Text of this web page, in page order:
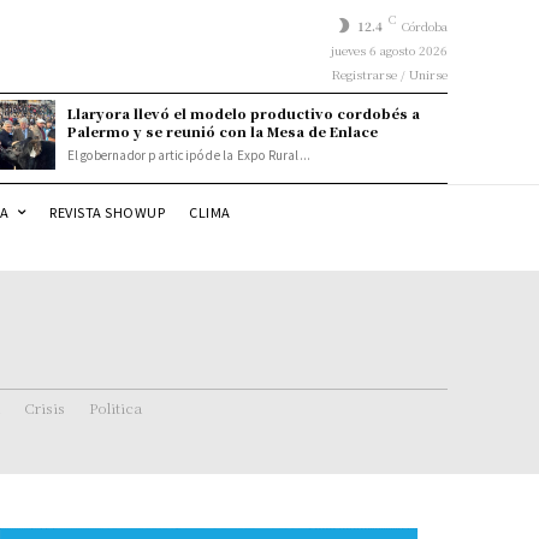
12.4 C Córdoba
jueves 6 agosto 2026
Registrarse / Unirse
Llaryora llevó el modelo productivo cordobés a
Palermo y se reunió con la Mesa de Enlace
El gobernador participó de la Expo Rural...
REVISTA SHOWUP CLIMA
Crisis Politica